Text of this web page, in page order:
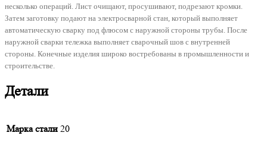
несколько операций. Лист очищают, просушивают, подрезают кромки.
Затем заготовку подают на электросварной стан, который выполняет
автоматическую сварку под флюсом с наружной стороны трубы. После
наружной сварки тележка выполняет сварочный шов с внутренней
стороны. Конечные изделия широко востребованы в промышленности и
строительстве.
Детали
Марка стали 20